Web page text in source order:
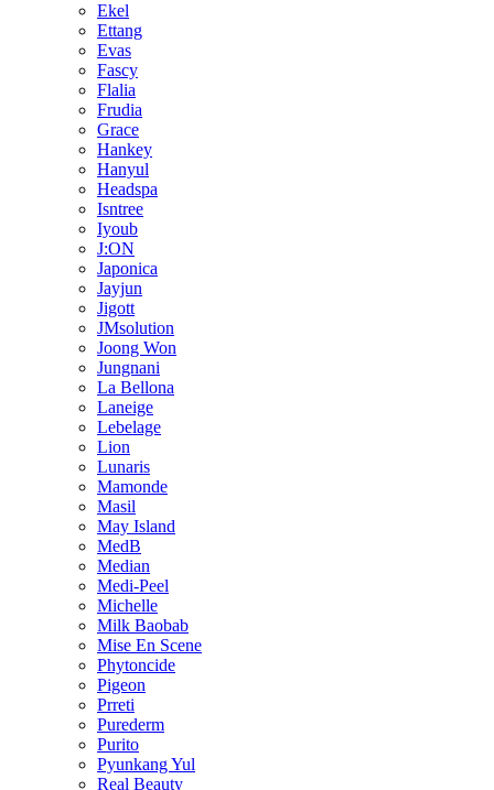
Ekel
Ettang
Evas
Fascy
Flalia
Frudia
Grace
Hankey
Hanyul
Headspa
Isntree
Iyoub
J:ON
Japonica
Jayjun
Jigott
JMsolution
Joong Won
Jungnani
La Bellona
Laneige
Lebelage
Lion
Lunaris
Mamonde
Masil
May Island
MedB
Median
Medi-Peel
Michelle
Milk Baobab
Mise En Scene
Phytoncide
Pigeon
Prreti
Purederm
Purito
Pyunkang Yul
Real Beauty